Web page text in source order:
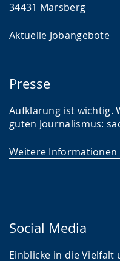
34431 Marsberg
Aktuelle Jobangebote
Presse
Aufklärung ist wichtig.
guten Journalismus:
Weitere Informationen
Social Media
Einblicke in die